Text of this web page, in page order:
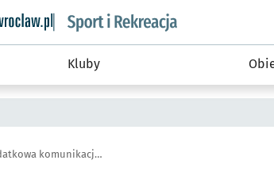
informacyjny wroclaw.pl podserwis: Sport i
Kluby
Śląsk Wrocław vs. Lech Poznań. 20 tysięcy kibiców, dodatkowa komunikacja i wygrana?